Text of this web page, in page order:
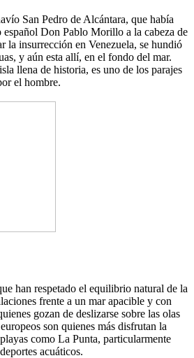
San Pedro de Alcántara, que había
español Don Pablo Morillo a la cabeza de
la insurrección en Venezuela, se hundió
y aún esta allí, en el fondo del mar.
llena de historia, es uno de los parajes
el hombre.
han respetado el equilibrio natural de la
frente a un mar apacible y con
gozan de deslizarse sobre las olas
son quienes más disfrutan la
como La Punta, particularmente
acuáticos.